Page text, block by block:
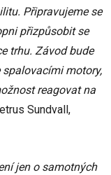
Připravujeme se
přizpůsobit se
trhu. Závod bude
motory,
reagovat na
Sundvall,
jen o samotných